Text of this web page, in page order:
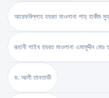
আরেফবিল্লাহ হযরত মাওলানা শাহ্ হাকীম
রূহানী শাইখ হযরত মাওলানা এমামুদ্দীন মোঃ
ড. আলী তানতাভী